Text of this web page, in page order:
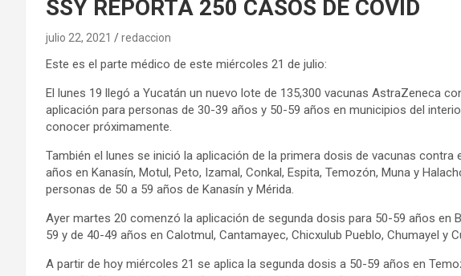
SSY REPORTA 250 CASOS DE COVID
julio 22, 2021 redaccion
Este es el parte médico de este miércoles 21 de julio:
El lunes 19 llegó a Yucatán un nuevo lote de 135,300 vacunas AstraZeneca
aplicación para personas de 30-39 años y 50-59 años en municipios del
conocer próximamente.
También el lunes se inició la aplicación de la primera dosis de vacunas contra
años en Kanasín, Motul, Peto, Izamal, Conkal, Espita, Temozón, Muna y
personas de 50 a 59 años de Kanasín y Mérida.
Ayer martes 20 comenzó la aplicación de segunda dosis para 50-59 años en
59 y de 40-49 años en Calotmul, Cantamayec, Chicxulub Pueblo, Chumayel y
A partir de hoy miércoles 21 se aplica la segunda dosis a 50-59 años en